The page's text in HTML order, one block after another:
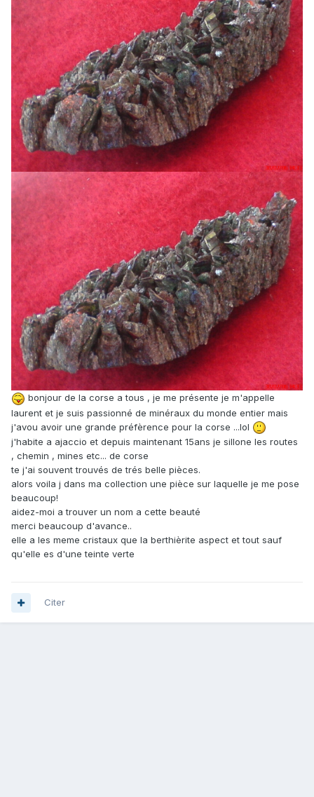
bonjour de la corse a tous , je me présente je m'appelle
laurent et je suis passionné de minéraux du monde entier mais
j'avou avoir une grande préfèrence pour la corse ...lol
j'habite a ajaccio et depuis maintenant 15ans je sillone les routes
, chemin , mines etc... de corse
te j'ai souvent trouvés de trés belle pièces.
alors voila j dans ma collection une pièce sur laquelle je me pose
beaucoup!
aidez-moi a trouver un nom a cette beauté
merci beaucoup d'avance..
elle a les meme cristaux que la berthièrite aspect et tout sauf
qu'elle es d'une teinte verte
Citer